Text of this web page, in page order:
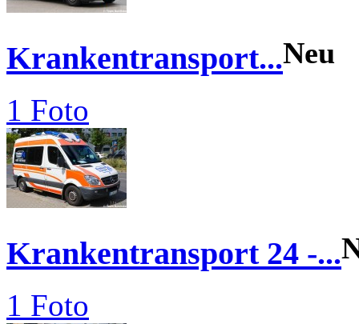
Krankentransport...Neu
1 Foto
Krankentransport 24 -...
1 Foto